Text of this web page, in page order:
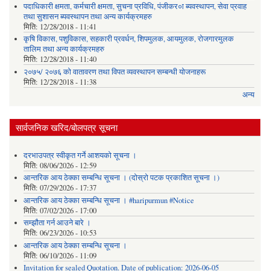
पदाधिकारी क्षमता, कर्मचारी क्षमता, सुचना प्रविधि, पंजीकर०ा ब्यवस्थापन, सेवा प्रवाह
तथा सुशासन ब्यवस्थापन तथा अन्य कार्यक्रमहरु
मिति: 12/28/2018 - 11:41
कृषि विकास, पशुविकास, सहकारी प्रवर्धन, शिपमुलक, आयमुलक, रोजगारमुलक
तालिम तथा अन्य कार्यक्रमहरु
मिति: 12/28/2018 - 11:40
२०७५/ २०७६ को वातावरण तथा विपत व्यवस्थापन सम्बन्धी योजनाहरू
मिति: 12/28/2018 - 11:38
अन्य
सार्वजनिक खरिद/बोलपत्र सूचना
दरभाउपत्र स्वीकृत गर्ने आशयको सूचना ।
मिति: 08/06/2026 - 12:59
आन्तरिक आय ठेक्का सम्बन्धि सूचना । (दोस्रो पटक प्रकाशित सूचना ।)
मिति: 07/29/2026 - 17:37
आन्तरिक आय ठेक्का सम्बन्धि सूचना । #haripurmun #Notice
मिति: 07/02/2026 - 17:00
सम्झौता गर्न आउने बारे ।
मिति: 06/23/2026 - 10:53
आन्तरिक आय ठेक्का सम्बन्धि सूचना ।
मिति: 06/10/2026 - 11:09
Invitation for sealed Quotation. Date of publication: 2026-06-05